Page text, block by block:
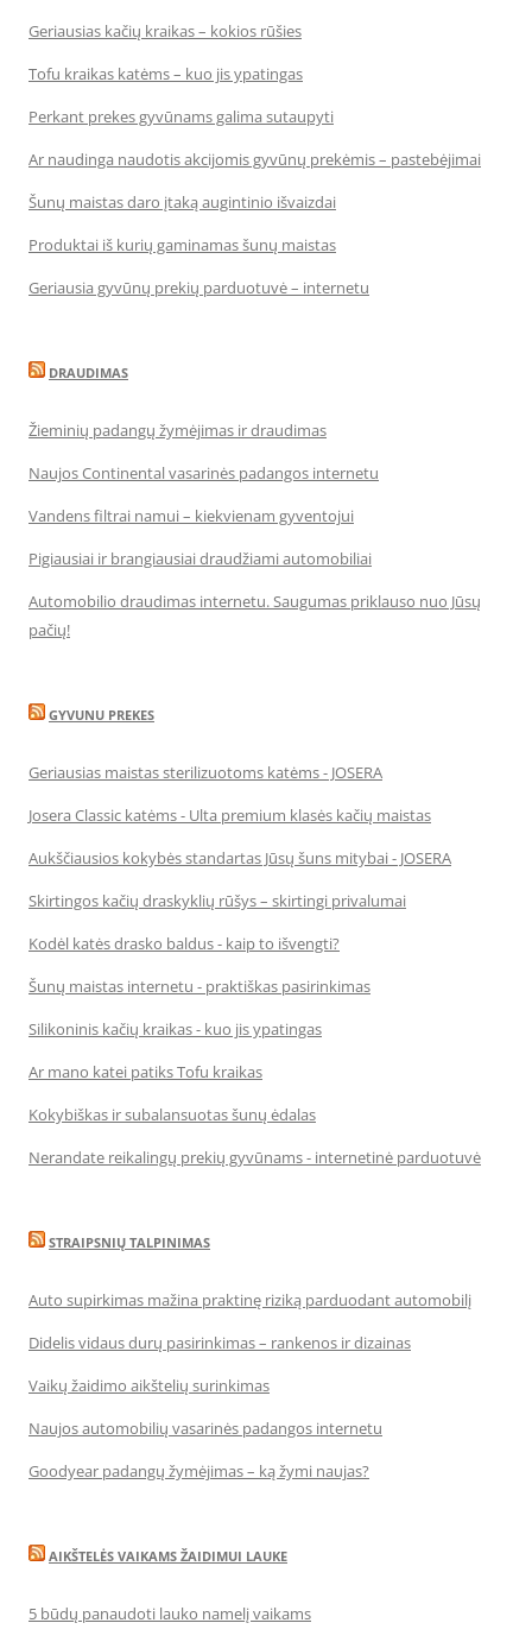
Geriausias kačių kraikas – kokios rūšies
Tofu kraikas katėms – kuo jis ypatingas
Perkant prekes gyvūnams galima sutaupyti
Ar naudinga naudotis akcijomis gyvūnų prekėmis – pastebėjimai
Šunų maistas daro įtaką augintinio išvaizdai
Produktai iš kurių gaminamas šunų maistas
Geriausia gyvūnų prekių parduotuvė – internetu
DRAUDIMAS
Žieminių padangų žymėjimas ir draudimas
Naujos Continental vasarinės padangos internetu
Vandens filtrai namui – kiekvienam gyventojui
Pigiausiai ir brangiausiai draudžiami automobiliai
Automobilio draudimas internetu. Saugumas priklauso nuo Jūsų
pačių!
GYVUNU PREKES
Geriausias maistas sterilizuotoms katėms - JOSERA
Josera Classic katėms - Ulta premium klasės kačių maistas
Aukščiausios kokybės standartas Jūsų šuns mitybai - JOSERA
Skirtingos kačių draskyklių rūšys – skirtingi privalumai
Kodėl katės drasko baldus - kaip to išvengti?
Šunų maistas internetu - praktiškas pasirinkimas
Silikoninis kačių kraikas - kuo jis ypatingas
Ar mano katei patiks Tofu kraikas
Kokybiškas ir subalansuotas šunų ėdalas
Nerandate reikalingų prekių gyvūnams - internetinė parduotuvė
STRAIPSNIŲ TALPINIMAS
Auto supirkimas mažina praktinę riziką parduodant automobilį
Didelis vidaus durų pasirinkimas – rankenos ir dizainas
Vaikų žaidimo aikštelių surinkimas
Naujos automobilių vasarinės padangos internetu
Goodyear padangų žymėjimas – ką žymi naujas?
AIKŠTELĖS VAIKAMS ŽAIDIMUI LAUKE
5 būdų panaudoti lauko namelį vaikams